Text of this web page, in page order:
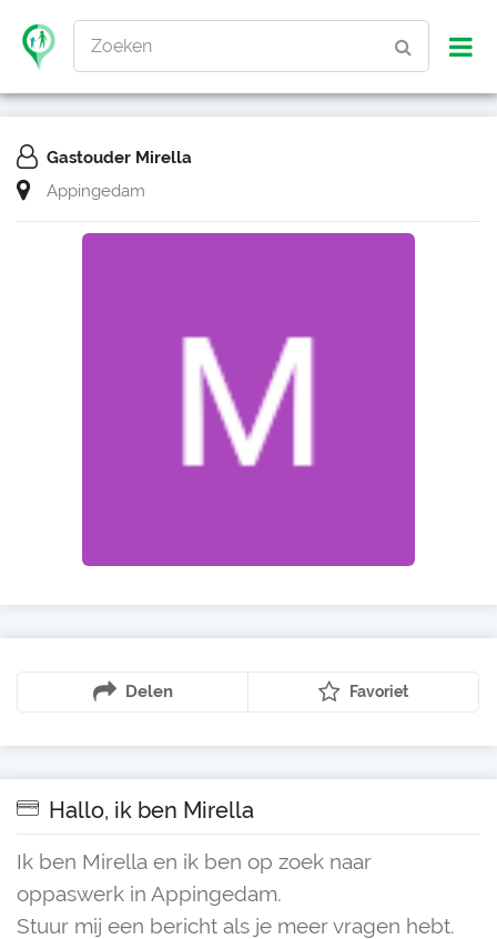
Zoeken
Gastouder Mirella
Appingedam
Delen Favoriet
Hallo, ik ben Mirella
Ik ben Mirella en ik ben op zoek naar
oppaswerk in Appingedam.
Stuur mij een bericht als je meer vragen hebt.